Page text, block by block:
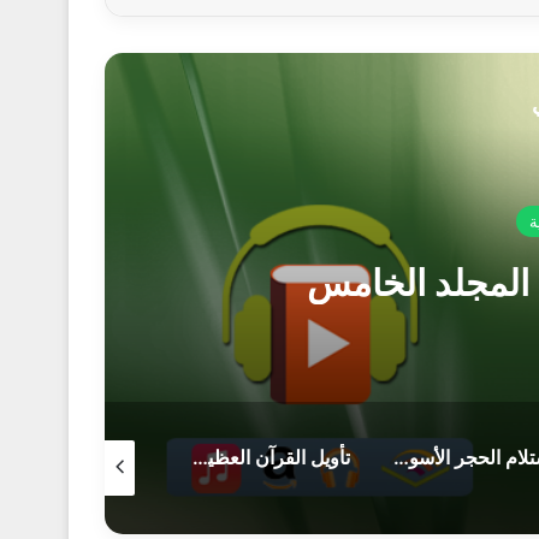
المجلد الخامس
استلام الحجر الأسود وبداية الطواف حول الكعبة. تأويل القرآن العظيم- المجلد الثالث